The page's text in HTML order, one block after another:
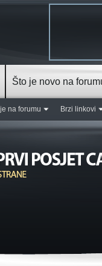
na forumu Brzi linkovi
Što je novo na